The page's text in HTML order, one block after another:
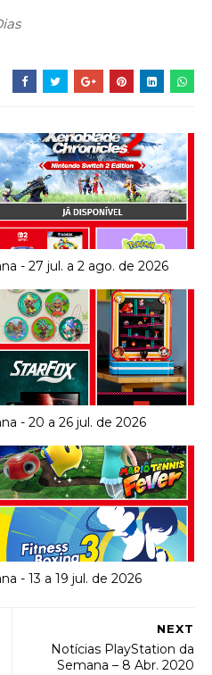
- 27 jul. a 2 ago. de 2026
- 20 a 26 jul. de 2026
- 13 a 19 jul. de 2026
NEXT
Notícias PlayStation da
Semana – 8 Abr. 2020